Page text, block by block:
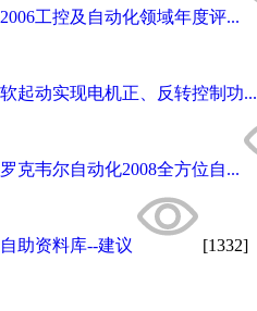
2006工控及自动化领域年度评...
软起动实现电机正、反转控制功...
罗克韦尔自动化2008全方位自...
自助资料库--建议 [1332]